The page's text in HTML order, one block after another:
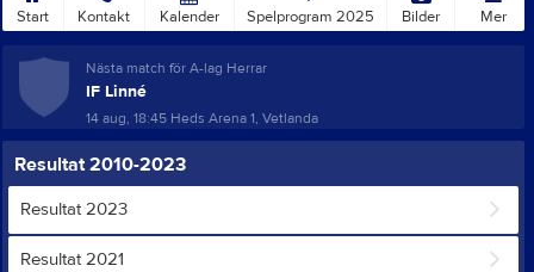
Start Kontakt Kalender Spelprogram 2025 Bilder Mer
Nästa match för A-lag Herrar
IF Linné
14 aug, 18:45 Heds Arena 1, Vetlanda
Resultat 2010-2023
Resultat 2023
Resultat 2021